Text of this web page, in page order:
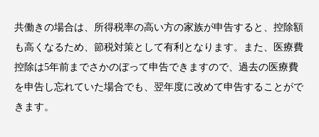
共働きの場合は、所得税率の高い方の家族が申告すると、控除額
も高くなるため、節税対策として有利となります。また、医療費
控除は5年前までさかのぼって申告できますので、過去の医療費
を申告し忘れていた場合でも、翌年度に改めて申告することがで
きます。